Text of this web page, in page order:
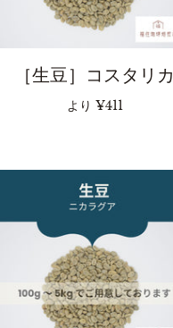
［生豆］コスタリカ
より ¥411